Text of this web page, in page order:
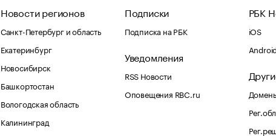
Новости регионов
Санкт-Петербург и область
Екатеринбург
Новосибирск
Башкортостан
Вологодская область
Калининград
Подписки
Подписка на РБК
Уведомления
RSS Новости
Оповещения RBC.ru
РБК
iOS